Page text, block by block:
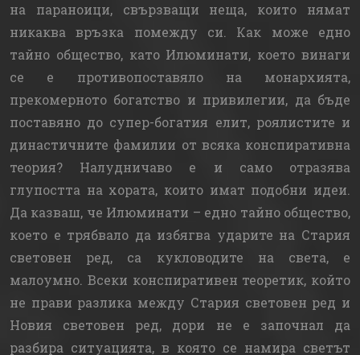
на параноици, свързващи неща, които нямат
никаква връзка помежду си. Как може едно
тайно общество, като Илюминати, което винаги
се е противопоставяло на монархията,
прекомерното богатство и привилегии, да бъде
поставяно до супер-богатия елит, роялистите и
династичните фамилии от всяка конспиративна
теория? Налудничаво е и само отразява
глупостта на хората, които имат подобни идеи.
Да казваш, че Илюминати – едно тайно общество,
което е трябвало да избягва ударите на Стария
световен ред, са кукловодите на света, е
малоумно. Всеки конспиративен теоретик, който
не прави разлика между Стария световен ред и
Новия световен ред, дори не е започнал да
разбира ситуацията, в която се намира светът